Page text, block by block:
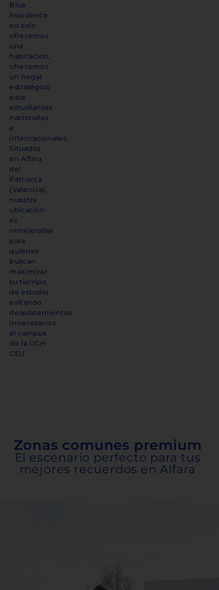
Blue
Residence
no solo
ofrecemos
una
habitación,
ofrecemos
un hogar
estratégico
para
estudiantes
nacionales
e
internacionales.
Situados
en Alfara
del
Patriarca
(Valencia),
nuestra
ubicación
es
inmejorable
para
quienes
buscan
maximizar
su tiempo
de estudio
evitando
desplazamientos
innecesarios
al campus
de la UCH
CEU.
Zonas comunes premium
El escenario perfecto para tus
mejores recuerdos en Alfara